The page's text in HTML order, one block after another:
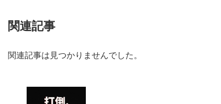
関連記事
関連記事は見つかりませんでした。